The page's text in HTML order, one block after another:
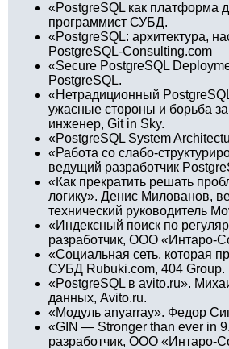
«PostgreSQL как платформа
программист СУБД.
«PostgreSQL: архитектура,
PostgreSQL-Consulting.com
«Secure PostgreSQL
PostgreSQL.
«Нетрадиционный
ужасные стороны и борьба
инженер, Git in Sky.
«PostgreSQL System
«Работа со слабо-
ведущий разработчик
«Как прекратить решать
логику». Денис Милованов,
технический руководитель
«Индексный поиск по
разработчик, ООО «Интаро-
«Социальная сеть, которая
СУБД Rubuki.com, 404 Group.
«PostgreSQL в avito.ru».
данных, Avito.ru.
«Модуль anyarray». Федор
«GIN — Stronger than ever in
разработчик, ООО «Интаро-